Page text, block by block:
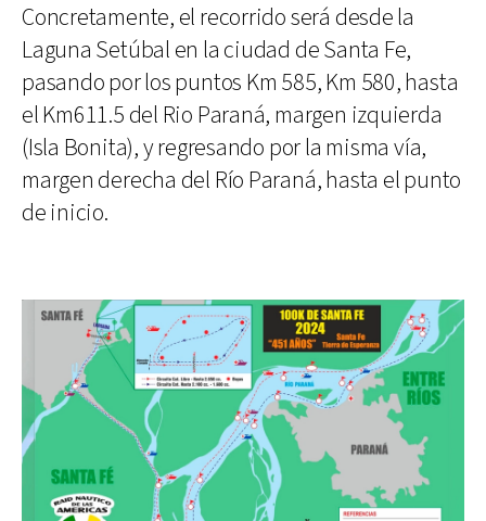
Concretamente, el recorrido será desde la
Laguna Setúbal en la ciudad de Santa Fe,
pasando por los puntos Km 585, Km 580, hasta
el Km611.5 del Rio Paraná, margen izquierda
(Isla Bonita), y regresando por la misma vía,
margen derecha del Río Paraná, hasta el punto
de inicio.